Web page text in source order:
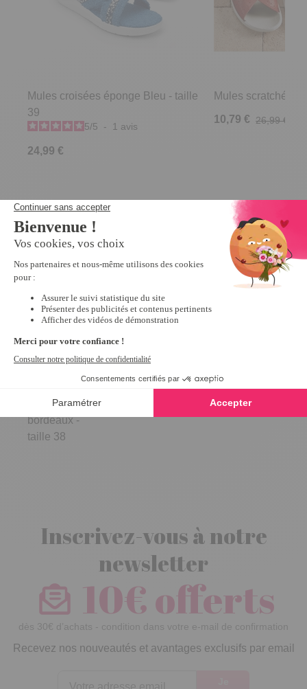
Mules croisées éponge Bleu - taille
39
5/5 - 1 avis
24,99 €
Mules scratchées
10,79 € 26,99 €
Derniers articles consultés
Soline
bordeaux -
taille 38
Inscrivez-vous à notre
newsletter
10€ offerts
dès 30€ d’achats - condition dans votre e-mail de confirmation
Recevez nos nouveautés et avantages exclusifs par email